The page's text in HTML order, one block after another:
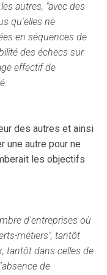
autres, "avec des
qu'elles ne
en séquences de
des échecs sur
effectif de
des autres et ainsi
une autre pour ne
les objectifs
d'entreprises où
métiers", tantôt
tantôt dans celles de
de